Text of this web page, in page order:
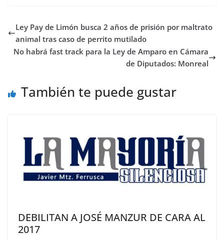
Ley Pay de Limón busca 2 años de prisión por maltrato
animal tras caso de perrito mutilado
No habrá fast track para la Ley de Amparo en Cámara
de Diputados: Monreal
También te puede gustar
DEBILITAN A JOSÉ MANZUR DE CARA AL
2017